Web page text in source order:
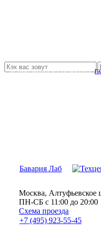
Я прочитал и согласен с
Бавария Лаб
Москва, Алтуфьевское
ПН-СБ с 11:00 до 20:00
Схема проезда
+7 (495) 923-55-45